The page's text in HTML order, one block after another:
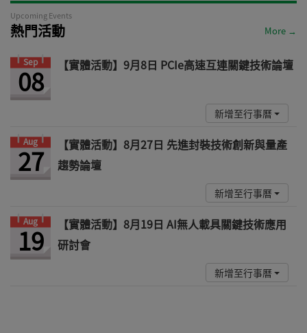
Upcoming Events
熱門活動 More →
Sep
08 【實體活動】9月8日 PCIe高速互連關鍵技術論壇
新增至行事曆
Aug
27
【實體活動】8月27日 先進封裝技術創新與量產
趨勢論壇
新增至行事曆
Aug
19
【實體活動】8月19日 AI無人載具關鍵技術應用
研討會
新增至行事曆